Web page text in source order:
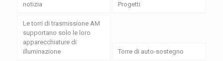
notizia Progetti
Le torri di trasmissione AM
supportano solo le loro
apparecchiature di
illuminazione
Torre di auto-sostegno